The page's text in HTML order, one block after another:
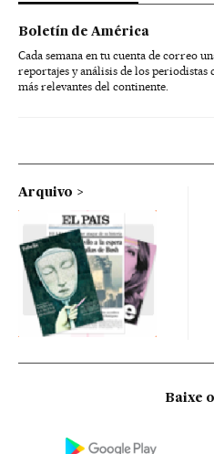
Boletín de América
Cada semana en tu cuenta de correo
reportajes y análisis de los periodistas
más relevantes del continente.
Arquivo
Baixe